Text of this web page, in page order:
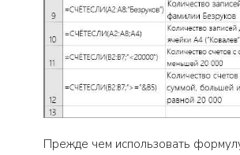
Прежде чем использовать